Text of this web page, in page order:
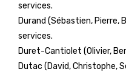
services.
Durand (Sébastien, Pierre,
services.
Duret-Cantiolet (Olivier,
Dutac (David, Christophe,